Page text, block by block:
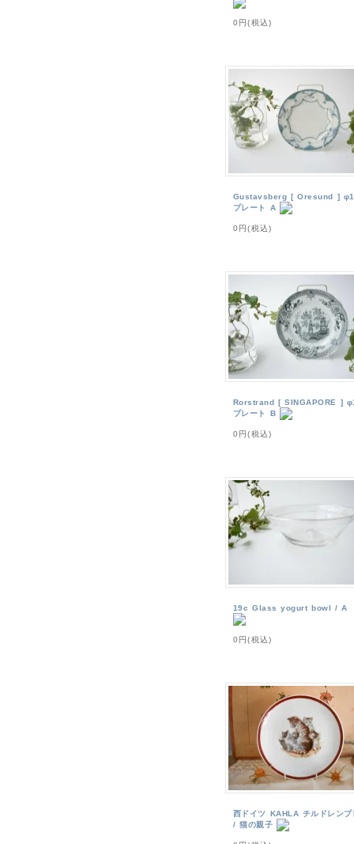
0円(税込)
Gustavsberg [ Oresund ]
プレート A
0円(税込)
Rorstrand [ SINGAPORE ]
プレート B
0円(税込)
19c Glass yogurt bowl / A
0円(税込)
西ドイツ KAHLA チルドレンプ
/ 猫の親子